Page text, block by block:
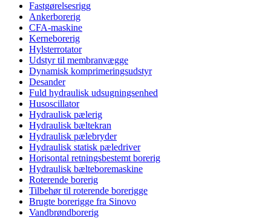
Fastgørelsesrigg
Ankerborerig
CFA-maskine
Kerneborerig
Hylsterrotator
Udstyr til membranvægge
Dynamisk komprimeringsudstyr
Desander
Fuld hydraulisk udsugningsenhed
Husoscillator
Hydraulisk pælerig
Hydraulisk bæltekran
Hydraulisk pælebryder
Hydraulisk statisk pæledriver
Horisontal retningsbestemt borerig
Hydraulisk bælteboremaskine
Roterende borerig
Tilbehør til roterende borerigge
Brugte borerigge fra Sinovo
Vandbrøndborerig